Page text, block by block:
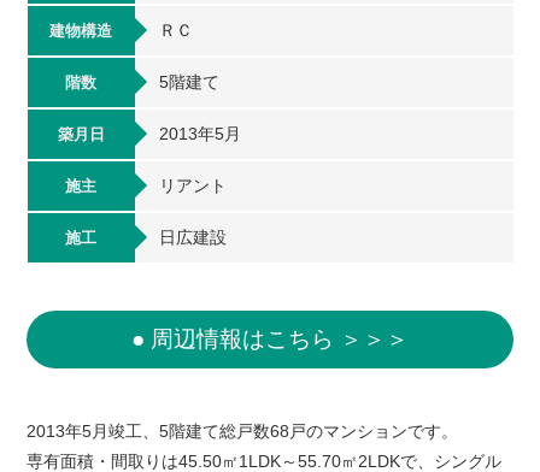
建物構造 ＲＣ
階数 5階建て
築月日 2013年5月
施主 リアント
施工 日広建設
● 周辺情報はこちら ＞＞＞
2013年5月竣工、5階建て総戸数68戸のマンションです。
専有面積・間取りは45.50㎡1LDK～55.70㎡2LDKで、シングル